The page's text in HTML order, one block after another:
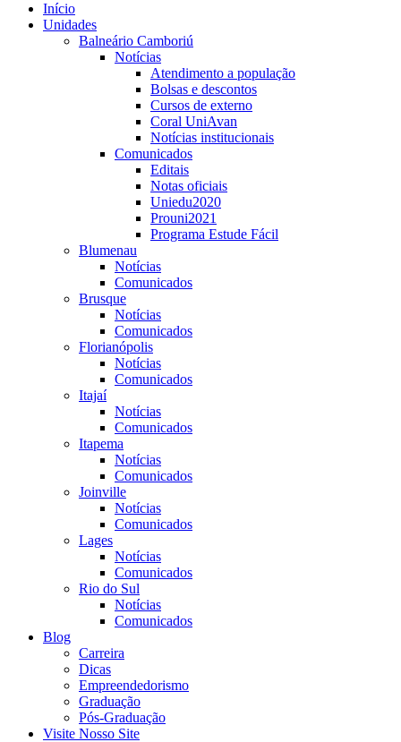
Início
Unidades
Balneário Camboriú
Notícias
Atendimento a população
Bolsas e descontos
Cursos de externo
Coral UniAvan
Notícias institucionais
Comunicados
Editais
Notas oficiais
Uniedu2020
Prouni2021
Programa Estude Fácil
Blumenau
Notícias
Comunicados
Brusque
Notícias
Comunicados
Florianópolis
Notícias
Comunicados
Itajaí
Notícias
Comunicados
Itapema
Notícias
Comunicados
Joinville
Notícias
Comunicados
Lages
Notícias
Comunicados
Rio do Sul
Notícias
Comunicados
Blog
Carreira
Dicas
Empreendedorismo
Graduação
Pós-Graduação
Visite Nosso Site